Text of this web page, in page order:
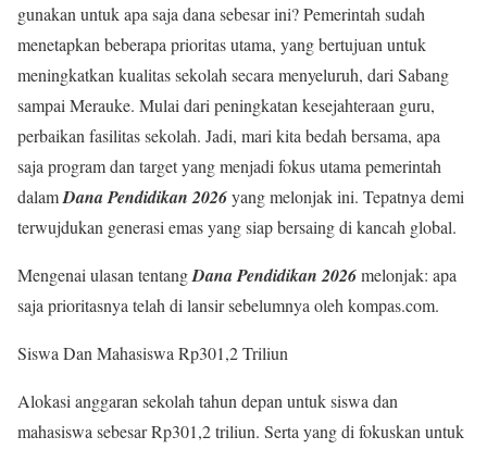
gunakan untuk apa saja dana sebesar ini? Pemerintah sudah
menetapkan beberapa prioritas utama, yang bertujuan untuk
meningkatkan kualitas sekolah secara menyeluruh, dari Sabang
sampai Merauke. Mulai dari peningkatan kesejahteraan guru,
perbaikan fasilitas sekolah. Jadi, mari kita bedah bersama, apa
saja program dan target yang menjadi fokus utama pemerintah
dalamDana Pendidikan 2026yang melonjak ini. Tepatnya demi
terwujdukan generasi emas yang siap bersaing di kancah global.
Mengenai ulasan tentangDana Pendidikan 2026melonjak: apa
saja prioritasnya telah di lansir sebelumnya oleh kompas.com.
Siswa Dan Mahasiswa Rp301,2 Triliun
Alokasi anggaran sekolah tahun depan untuk siswa dan
mahasiswa sebesar Rp301,2 triliun. Serta yang di fokuskan untuk